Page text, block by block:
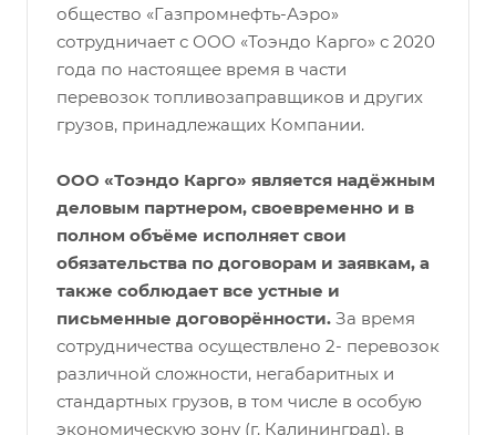
общество «Газпромнефть-Аэро»
сотрудничает с ООО «Тоэндо Карго» с 2020
года по настоящее время в части
перевозок топливозаправщиков и других
грузов, принадлежащих Компании.
ООО «Тоэндо Карго» является надёжным
деловым партнером, своевременно и в
полном объёме исполняет свои
обязательства по договорам и заявкам, а
также соблюдает все устные и
письменные договорённости. За время
сотрудничества осуществлено 2- перевозок
различной сложности, негабаритных и
стандартных грузов, в том числе в особую
экономическую зону (г. Калининград), в